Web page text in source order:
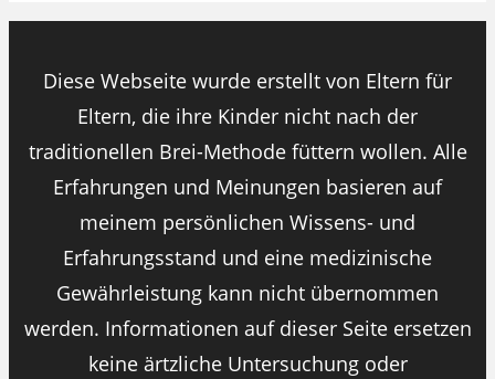
Diese Webseite wurde erstellt von Eltern für
Eltern, die ihre Kinder nicht nach der
traditionellen Brei-Methode füttern wollen. Alle
Erfahrungen und Meinungen basieren auf
meinem persönlichen Wissens- und
Erfahrungsstand und eine medizinische
Gewährleistung kann nicht übernommen
werden. Informationen auf dieser Seite ersetzen
keine ärtzliche Untersuchung oder